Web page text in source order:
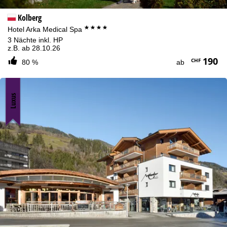
Kolberg
Hotel Arka Medical Spa ****
3 Nächte inkl. HP
z.B. ab 28.10.26
80 %
ab CHF190
Luxus